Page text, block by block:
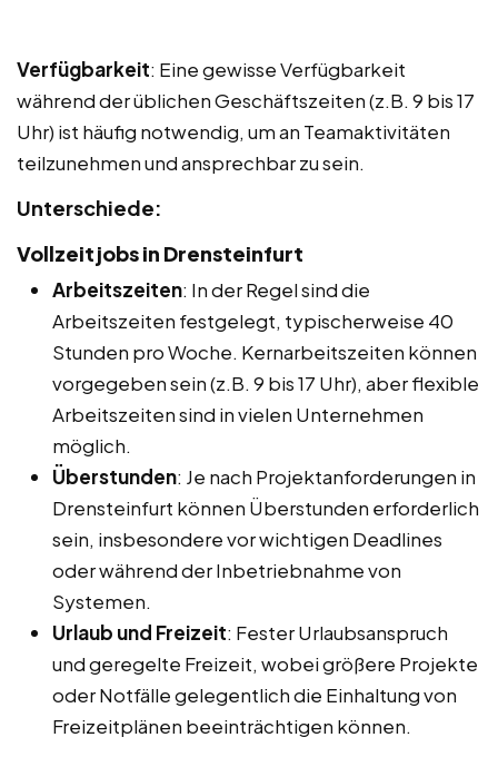
Verfügbarkeit: Eine gewisse Verfügbarkeit
während der üblichen Geschäftszeiten (z.B. 9 bis 17
Uhr) ist häufig notwendig, um an Teamaktivitäten
teilzunehmen und ansprechbar zu sein.
Unterschiede:
Vollzeitjobs in Drensteinfurt
Arbeitszeiten: In der Regel sind die
Arbeitszeiten festgelegt, typischerweise 40
Stunden pro Woche. Kernarbeitszeiten können
vorgegeben sein (z.B. 9 bis 17 Uhr), aber flexible
Arbeitszeiten sind in vielen Unternehmen
möglich.
Überstunden: Je nach Projektanforderungen in
Drensteinfurt können Überstunden erforderlich
sein, insbesondere vor wichtigen Deadlines
oder während der Inbetriebnahme von
Systemen.
Urlaub und Freizeit: Fester Urlaubsanspruch
und geregelte Freizeit, wobei größere Projekte
oder Notfälle gelegentlich die Einhaltung von
Freizeitplänen beeinträchtigen können.